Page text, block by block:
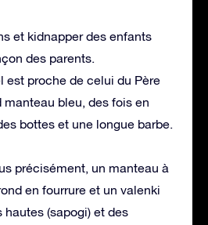
et kidnapper des enfants
des parents.
est proche de celui du Père
manteau bleu, des fois en
bottes et une longue barbe.
précisément, un manteau à
en fourrure et un valenki
(sapogi) et des